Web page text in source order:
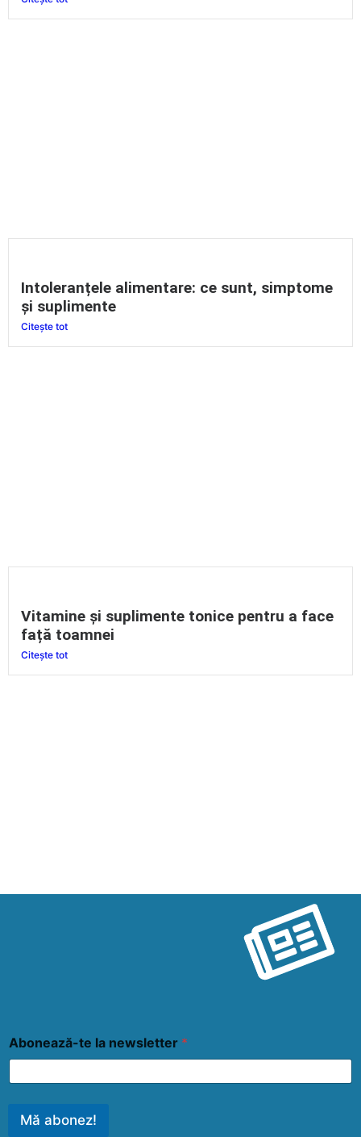
Intoleranțele alimentare: ce sunt, simptome
și suplimente
Citește tot
Vitamine și suplimente tonice pentru a face
față toamnei
Citește tot
Abonează-te la newsletter *
Mă abonez!